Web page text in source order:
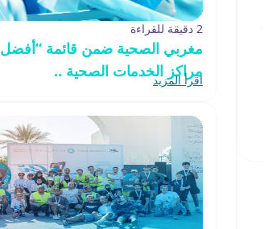
2 دقيقة للقراءة
مغربي الصحية ضمن قائمة “أفضل
مراكز الخدمات الصحية ..
اقرأ المزيد